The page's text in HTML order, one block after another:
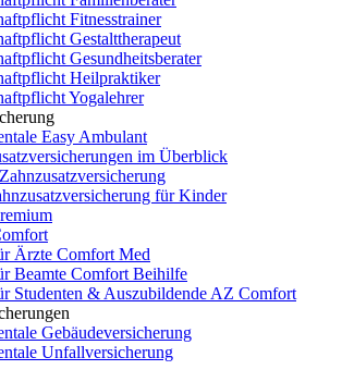
Fitnesstrainer
Gestalttherapeut
Gesundheitsberater
Heilpraktiker
Yogalehrer
Easy Ambulant
im Überblick
für Kinder
Ärzte Comfort Med
Beamte Comfort Beihilfe
Studenten & Auszubildende AZ Comfort
Gebäudeversicherung
Unfallversicherung